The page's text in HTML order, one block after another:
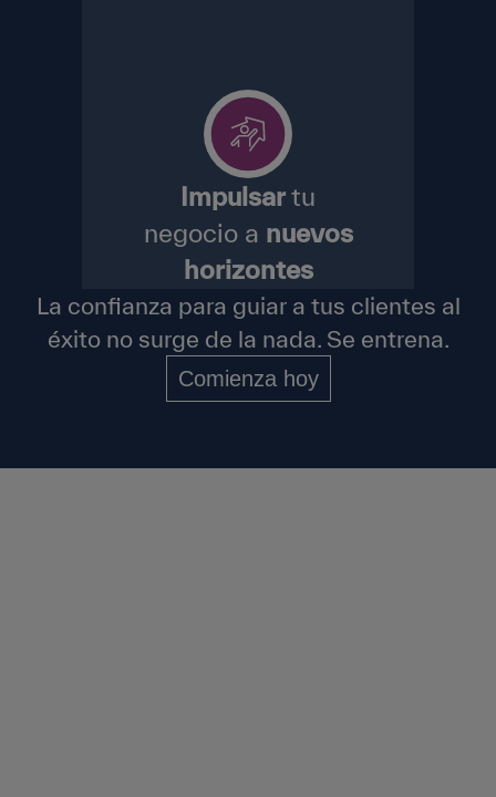
Impulsartu
negocio a nuevos
horizontes
La confianza para guiar a tus clientes al
éxito no surge de la nada. Se entrena.
Comienza hoy